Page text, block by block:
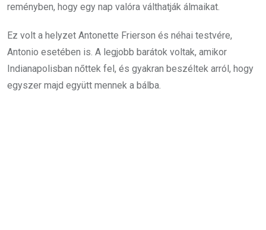
reményben, hogy egy nap valóra válthatják álmaikat.
Ez volt a helyzet Antonette Frierson és néhai testvére,
Antonio esetében is. A legjobb barátok voltak, amikor
Indianapolisban nőttek fel, és gyakran beszéltek arról, hogy
egyszer majd együtt mennek a bálba.